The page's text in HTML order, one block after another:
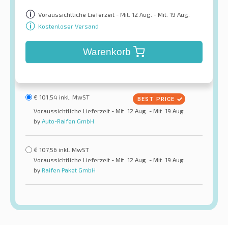
Voraussichtliche Lieferzeit - Mit. 12 Aug. - Mit. 19 Aug.
Kostenloser Versand
Warenkorb
€ 101,54 inkl. MwST
Voraussichtliche Lieferzeit - Mit. 12 Aug. - Mit. 19 Aug.
by Auto-Raifen GmbH
€ 107,56 inkl. MwST
Voraussichtliche Lieferzeit - Mit. 12 Aug. - Mit. 19 Aug.
by Raifen Paket GmbH